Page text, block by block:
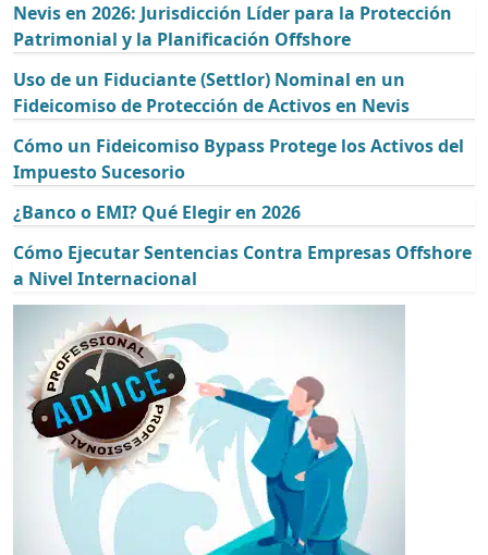
Nevis en 2026: Jurisdicción Líder para la Protección
Patrimonial y la Planificación Offshore
Uso de un Fiduciante (Settlor) Nominal en un
Fideicomiso de Protección de Activos en Nevis
Cómo un Fideicomiso Bypass Protege los Activos del
Impuesto Sucesorio
¿Banco o EMI? Qué Elegir en 2026
Cómo Ejecutar Sentencias Contra Empresas Offshore
a Nivel Internacional